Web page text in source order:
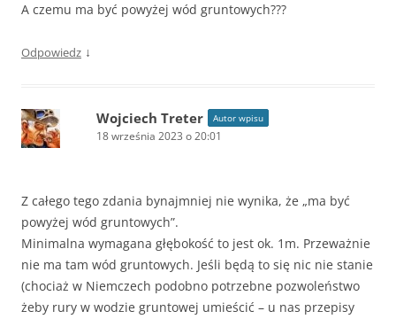
A czemu ma być powyżej wód gruntowych???
Odpowiedz ↓
Wojciech Treter Autor wpisu
18 września 2023 o 20:01
Z całego tego zdania bynajmniej nie wynika, że „ma być
powyżej wód gruntowych”.
Minimalna wymagana głębokość to jest ok. 1m. Przeważnie
nie ma tam wód gruntowych. Jeśli będą to się nic nie stanie
(chociaż w Niemczech podobno potrzebne pozwoleństwo
żeby rury w wodzie gruntowej umieścić – u nas przepisy